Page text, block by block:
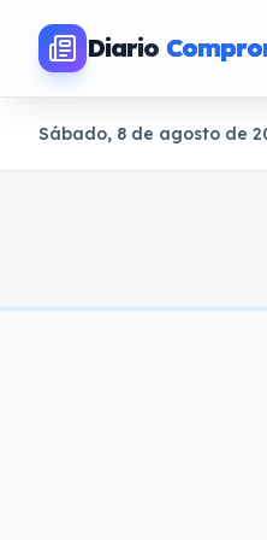
Diario
Sábado, 8 de agosto de